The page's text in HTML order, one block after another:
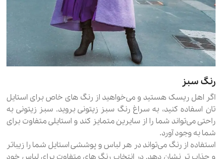
رنگ سبز
اگر اهل ریسک هستید و می‌خواهید از رنگ های خاص برای استایل
تان اسفاده کنید، به سراغ رنگ سبز زیتونی بروید. سبز زیتونی به
راحتی می‌تواند شما را از سایرین متمایز کند و استایلی متفاوت برای
شما به وجود آورد.
استفاده از رنگ می‌تواند در هر لباس و پوششی استایل شما را زیباتر